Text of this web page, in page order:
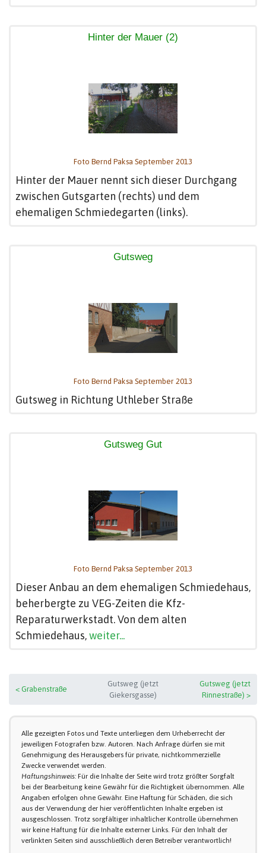
Hinter der Mauer (2)
Foto Bernd Paksa September 2013
Hinter der Mauer nennt sich dieser Durchgang
zwischen Gutsgarten (rechts) und dem
ehemaligen Schmiedegarten (links).
Gutsweg
Foto Bernd Paksa September 2013
Gutsweg in Richtung Uthleber Straße
Gutsweg Gut
Foto Bernd Paksa September 2013
Dieser Anbau an dem ehemaligen Schmiedehaus,
beherbergte zu VEG-Zeiten die Kfz-
Reparaturwerkstadt. Von dem alten
Schmiedehaus,weiter...
< Grabenstraße
Gutsweg (jetzt
Giekersgasse)
Gutsweg (jetzt
Rinnestraße) >
Alle gezeigten Fotos und Texte unterliegen dem Urheberrecht der
jeweiligen Fotografen bzw. Autoren. Nach Anfrage dürfen sie mit
Genehmigung des Herausgebers für private, nichtkommerzielle
Zwecke verwendet werden.
Haftungshinweis: Für die Inhalte der Seite wird trotz größter Sorgfalt
bei der Bearbeitung keine Gewähr für die Richtigkeit übernommen. Alle
Angaben erfolgen ohne Gewähr. Eine Haftung für Schäden, die sich
aus der Verwendung der hier veröffentlichten Inhalte ergeben ist
ausgeschlossen. Trotz sorgfältiger inhaltlicher Kontrolle übernehmen
wir keine Haftung für die Inhalte externer Links. Für den Inhalt der
verlinkten Seiten sind ausschließlich deren Betreiber verantwortlich!